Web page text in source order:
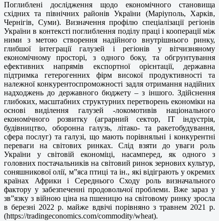
Поглиблені дослідження щодо економічного становища
східних та північних районів України (Маріуполь, Харків,
Чернігів, Суми). Визначення профілю спеціалізації регіонів
України в контексті поглиблення поділу праці і кооперації між
ними з метою створення надійного внутрішнього ринку,
глибшої інтеграції галузей і регіонів у вітчизняному
економічному просторі, з одного боку, та обгрунтування
ефективних напрямів експортної орієнтації, державна
підтримка гетерогенних фірм високої продуктивності та
належної конкурентоспроможності задля отримання надійних
надходжень до державного бюджету – з іншого. Здійснення
глибоких, масштабних структурних перетворень економіки на
основі виділення галузей -локомотивів національного
економічного розвитку (аграрний сектор, IT індустрія,
будівництво, оборонна галузь, літако- та ракетобудування,
сфера послуг) та галузі, що мають порівняльні і конкурентні
переваги на світових ринках. Слід взяти до уваги роль
України у світовій економіці, насамперед, як одного з
головних постачальників на світовий ринок зернових культур,
соняшникової олії, м”яса птиці та ін., які відіграють у окремих
країнах Африки і Середнього Сходу роль визначального
фактору у забезпеченні продовольчої проблеми. Вже зараз у
зв”язку з війною ціна на пшеницю на світовому ринку зросла
в березні 2022 р. майже вдвічі порівняно з травнем 2021 р.
(https://tradingeconomics.com/commodity/wheat).